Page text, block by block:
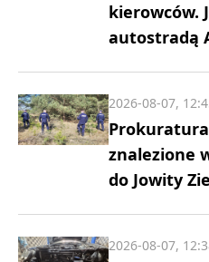
kierowców.
autostradą
znalezione
do Jowity
2026-08-07,
2026-08-07,